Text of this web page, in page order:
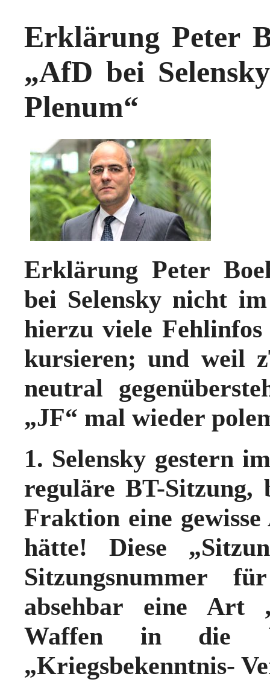
Erklärung Peter
„AfD bei
Plenum“
Erklärung Peter
bei Selensky nicht im
hierzu viele
kursieren; und weil
neutral
„JF“ mal wieder
1. Selensky gestern
reguläre BT-
Fraktion eine
hätte! Diese
Sitzungsnummer
absehbar eine Art
Waffen in die
„Kriegsbekenntnis-